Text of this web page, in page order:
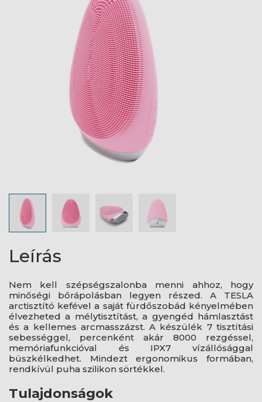
Leírás
Nem kell szépségszalonba menni ahhoz, hogy
minőségi bőrápolásban legyen részed. A TESLA
arctisztító kefével a saját fürdőszobád kényelmében
élvezheted a mélytisztítást, a gyengéd hámlasztást
és a kellemes arcmasszázst. A készülék 7 tisztítási
sebességgel, percenként akár 8000 rezgéssel,
memóriafunkcióval és IPX7 vízállósággal
büszkélkedhet. Mindezt ergonomikus formában,
rendkívül puha szilikon sörtékkel.
Tulajdonságok